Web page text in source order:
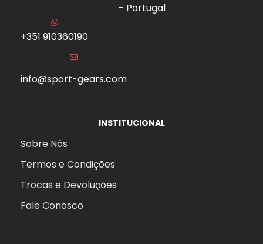
- Portugal
+351 910360190
info@sport-gears.com
INSTITUCIONAL
Sobre Nós
Termos e Condições
Trocas e Devoluções
Fale Conosco